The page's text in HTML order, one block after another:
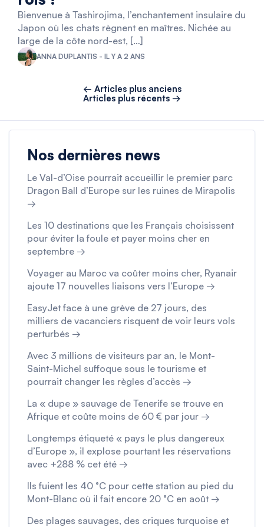
Bienvenue à Tashirojima, l’enchantement insulaire du
Japon où les chats règnent en maîtres. Nichée au
large de la côte nord-est, […]
ANNA DUPLANTIS - IL Y A 2 ANS
← Articles plus anciens
Articles plus récents →
Nos dernières news
Le Val-d’Oise pourrait accueillir le premier parc
Dragon Ball d’Europe sur les ruines de Mirapolis
→
Les 10 destinations que les Français choisissent
pour éviter la foule et payer moins cher en
septembre →
Voyager au Maroc va coûter moins cher, Ryanair
ajoute 17 nouvelles liaisons vers l’Europe →
EasyJet face à une grève de 27 jours, des
milliers de vacanciers risquent de voir leurs vols
perturbés →
Avec 3 millions de visiteurs par an, le Mont-
Saint-Michel suffoque sous le tourisme et
pourrait changer les règles d’accès →
La « dupe » sauvage de Tenerife se trouve en
Afrique et coûte moins de 60 € par jour →
Longtemps étiqueté « pays le plus dangereux
d’Europe », il explose pourtant les réservations
avec +288 % cet été →
Ils fuient les 40 °C pour cette station au pied du
Mont-Blanc où il fait encore 20 °C en août →
Des plages sauvages, des criques turquoise et